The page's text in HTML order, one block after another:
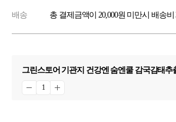
배송 총 결제금액이 20,000원 미만시 배송
그린스토어 기관지 건강엔 숨엔쿨 감국감태추